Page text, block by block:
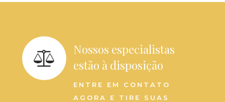
Nossos especialistas
estão à disposição
ENTRE EM CONTATO
AGORA E TIRE SUAS